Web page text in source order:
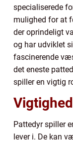
specialiserede
mulighed for at
der oprindeligt
og har udviklet
fascinerende
det eneste
spiller en vigtig
Pattedyr spiller
lever i. De kan